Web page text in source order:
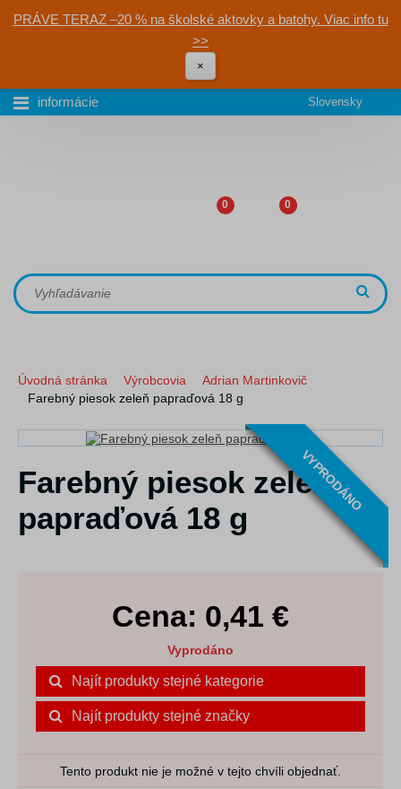
PRÁVE TERAZ –20 % na školské aktovky a batohy. Viac info tu
>>
×
informácie Slovensky
0 0
Úvodná stránka Výrobcovia
Adrian Martinkovič
Farebný piesok zeleň papraďová 18 g
VYPRODÁNO
Farebný piesok zeleň
papraďová 18 g
Cena: 0,41 €
Vyprodáno
Najít produkty stejné kategorie
Najít produkty stejné značky
Tento produkt nie je možné v tejto chvíli objednať.